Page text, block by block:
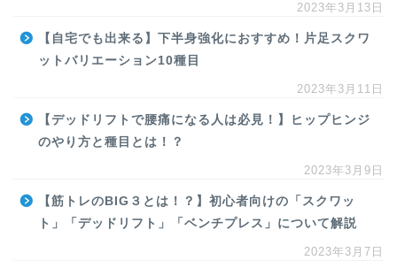
2023年3月13日
【自宅でも出来る】下半身強化におすすめ！片足スクワ
ットバリエーション10種目
2023年3月11日
【デッドリフトで腰痛になる人は必見！】ヒップヒンジ
のやり方と種目とは！？
2023年3月9日
【筋トレのBIG３とは！？】初心者向けの「スクワッ
ト」「デッドリフト」「ベンチプレス」について解説
2023年3月7日